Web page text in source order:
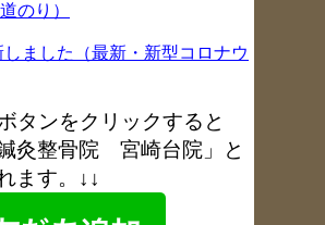
のり）
ました（最新・新型コロナウ
ました（年末年始お休み情
ました（お盆休み
タンをクリックすると
鍼灸整骨院 宮崎台院」と
ます。↓↓